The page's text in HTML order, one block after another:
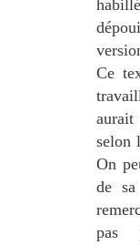
Ce
selon
On
de
pas